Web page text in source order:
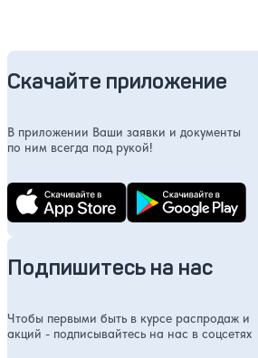
Скачайте приложение
В приложении Ваши заявки и документы
по ним всегда под рукой!
Подпишитесь на нас
Чтобы первыми быть в курсе распродаж и
акций - подписывайтесь на нас в соцсетях